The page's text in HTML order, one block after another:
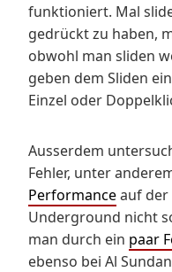
funktioniert. Mal
gedrückt zu haben,
obwohl man sliden
geben dem Sliden
Einzel oder
Ausserdem
Fehler, unter
Performanceauf der
Underground nicht
man durch ein paar
ebenso bei Al Sundan